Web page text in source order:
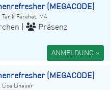
(MEGACODE)
Tarik Farahat, MA
|
Präsenz
ANMELDUNG »
(MEGACODE)
Lisa Linauer